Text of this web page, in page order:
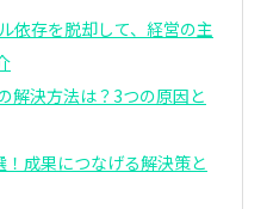
依存を脱却して、経営の主
解決方法は？3つの原因と
成果につなげる解決策と